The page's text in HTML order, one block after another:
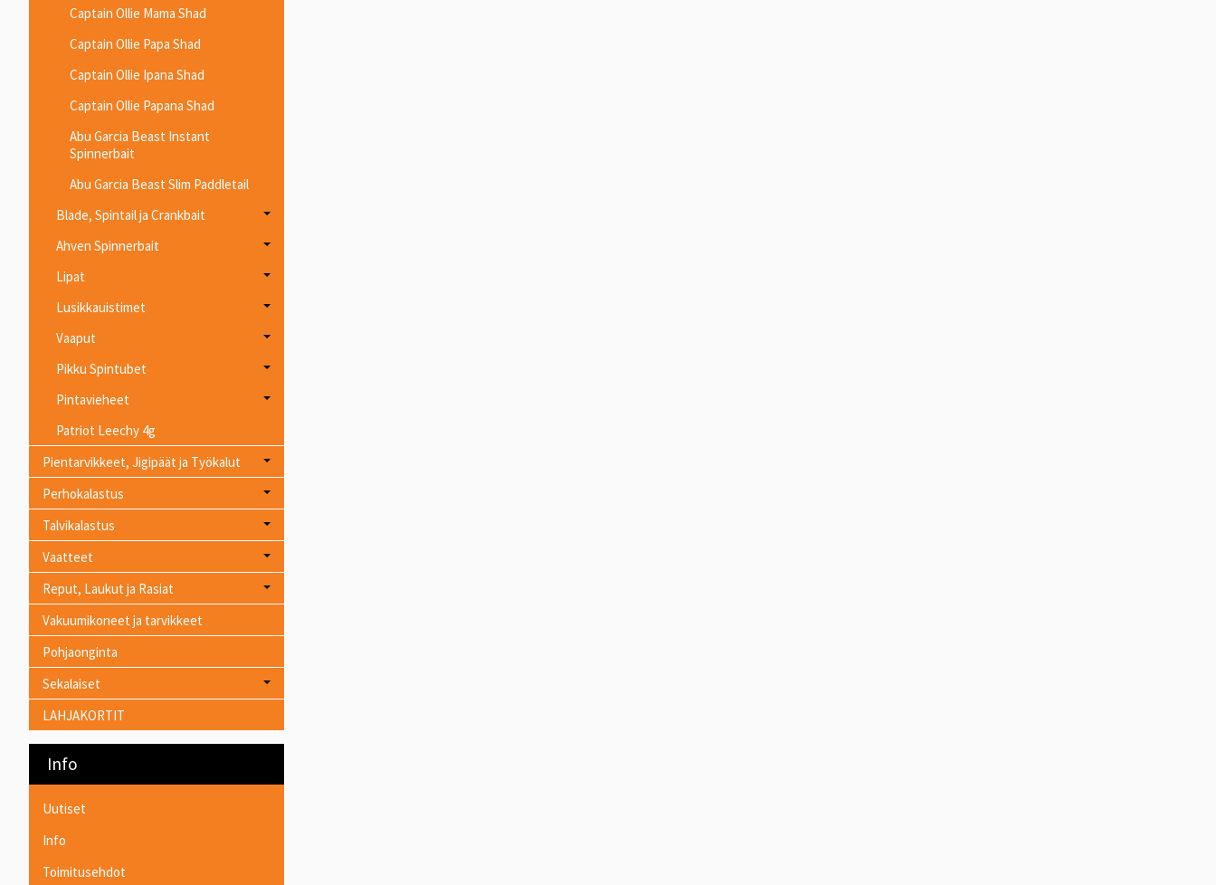
Captain Ollie Mama Shad
Captain Ollie Papa Shad
Captain Ollie Ipana Shad
Captain Ollie Papana Shad
Abu Garcia Beast Instant
Spinnerbait
Abu Garcia Beast Slim Paddletail
Blade, Spintail ja Crankbait
Ahven Spinnerbait
Lipat
Lusikkauistimet
Vaaput
Pikku Spintubet
Pintavieheet
Patriot Leechy 4g
Pientarvikkeet, Jigipäät ja Työkalut
Perhokalastus
Talvikalastus
Vaatteet
Reput, Laukut ja Rasiat
Vakuumikoneet ja tarvikkeet
Pohjaonginta
Sekalaiset
LAHJAKORTIT
Info
Uutiset
Info
Toimitusehdot